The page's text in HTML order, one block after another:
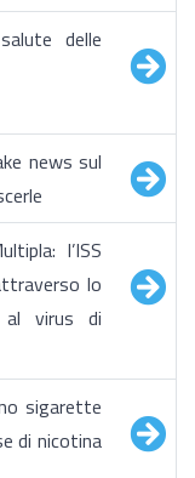
delle
news sul
l’ISS
lo
al virus di
sigarette
di nicotina